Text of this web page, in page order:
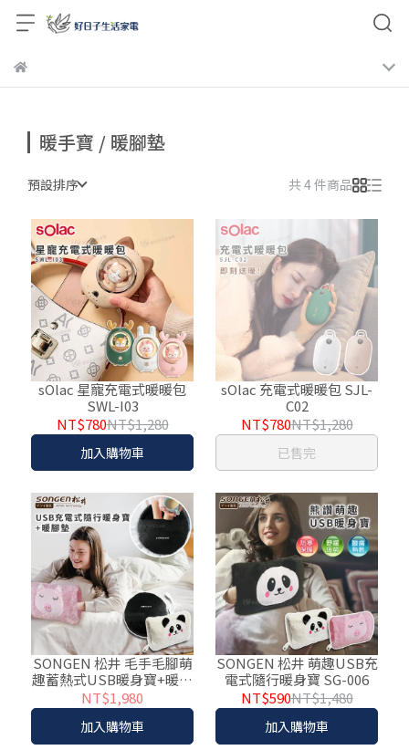
暖手寶 / 暖腳墊
預設排序 共 4 件商品
sOlac 星寵充電式暖暖包
SWL-I03
NT$780NT$1,280
加入購物車
sOlac 充電式暖暖包 SJL-
C02
NT$780NT$1,280
已售完
SONGEN 松井 毛手毛腳萌
趣蓄熱式USB暖身寶+暖腳
墊 SG-007
NT$1,980
加入購物車
SONGEN 松井 萌趣USB充
電式隨行暖身寶 SG-006
NT$590NT$1,480
加入購物車